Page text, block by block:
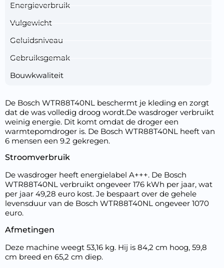
Energieverbruik
Vulgewicht
Geluidsniveau
Gebruiksgemak
Bouwkwaliteit
De Bosch WTR88T40NL beschermt je kleding en zorgt
dat de was volledig droog wordt.De wasdroger verbruikt
weinig energie. Dit komt omdat de droger een
warmtepomdroger is. De Bosch WTR88T40NL heeft van
6 mensen een 9.2 gekregen.
Stroomverbruik
De wasdroger heeft energielabel A+++. De Bosch
WTR88T40NL verbruikt ongeveer 176 kWh per jaar, wat
per jaar 49,28 euro kost. Je bespaart over de gehele
levensduur van de Bosch WTR88T40NL ongeveer 1070
euro.
Afmetingen
Deze machine weegt 53,16 kg. Hij is 84,2 cm hoog, 59,8
cm breed en 65,2 cm diep.